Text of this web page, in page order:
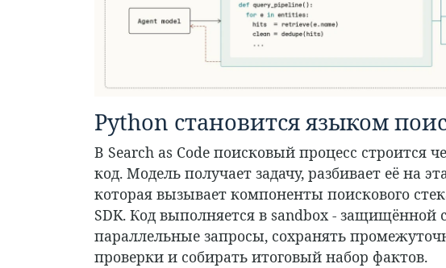
Python становится языком
В Search as Code поисковый процесс строится
код. Модель получает задачу, разбивает её на
которая вызывает компоненты поискового
SDK. Код выполняется в sandbox - защищённой
параллельные запросы, сохранять
проверки и собирать итоговый набор фактов.